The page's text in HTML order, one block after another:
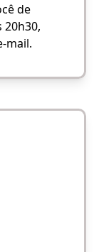
de
20h30,
mail.